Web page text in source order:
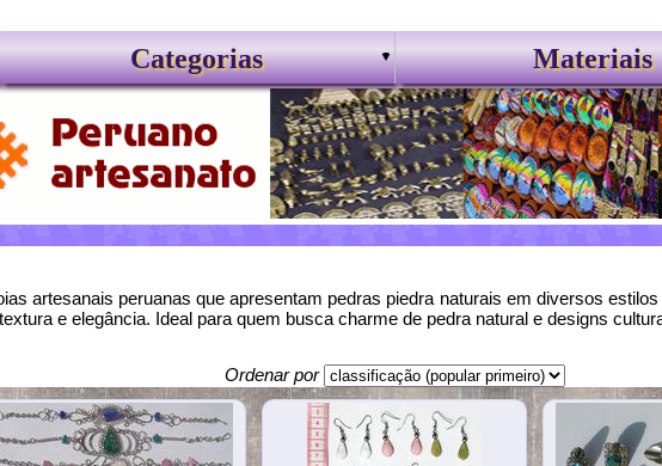
Categorias Materiais
artesanais peruanas que apresentam pedras piedra naturais em diversos
e elegância. Ideal para quem busca charme de pedra natural e designs
Ordenar por